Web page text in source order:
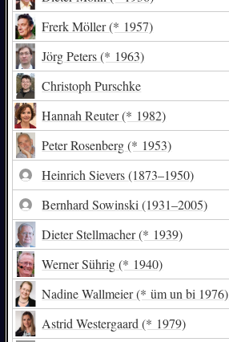
Frerk Möller(* 1957)
Jörg Peters(* 1963)
Christoph Purschke
Hannah Reuter(* 1982)
Peter Rosenberg(* 1953)
Heinrich Sievers(1873–1950)
Bernhard Sowinski(1931–2005)
Dieter Stellmacher(* 1939)
Werner Sührig(* 1940)
Nadine Wallmeier(* üm un bi 1976)
Astrid Westergaard(* 1979)